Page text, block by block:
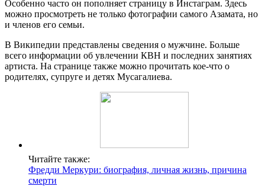
Особенно часто он пополняет страницу в Инстаграм. Здесь
можно просмотреть не только фотографии самого Азамата, но
и членов его семьи.
В Википедии представлены сведения о мужчине. Больше
всего информации об увлечении КВН и последних занятиях
артиста. На странице также можно прочитать кое-что о
родителях, супруге и детях Мусагалиева.
Читайте также:
Фредди Меркури: биография, личная жизнь, причина
смерти